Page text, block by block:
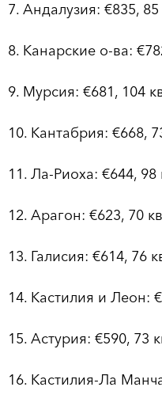
7. Андалузия: €835,
8. Канарские о-ва:
9. Мурсия: €681, 104
10. Кантабрия: €668,
11. Ла-Риоха: €644, 98
12. Арагон: €623, 70
13. Галисия: €614, 76
14. Кастилия и Леон:
15. Астурия: €590, 73
16. Кастилия-Ла